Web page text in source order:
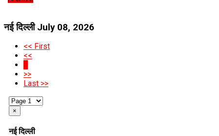
नई दिल्ली July 08, 2026
<< First
<<
>>
Last >>
×
नई दिल्ली